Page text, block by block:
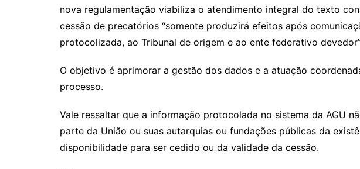
nova regulamentação viabiliza o atendimento integral do texto
cessão de precatórios “somente produzirá efeitos após
protocolizada, ao Tribunal de origem e ao ente federativo
O objetivo é aprimorar a gestão dos dados e a atuação
processo.
Vale ressaltar que a informação protocolada no sistema da AGU
parte da União ou suas autarquias ou fundações públicas da
disponibilidade para ser cedido ou da validade da cessão.